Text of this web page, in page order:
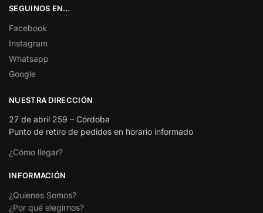
SEGUINOS EN…
Facebook
Instagram
Whatsapp
Google
NUESTRA DIRECCIÓN
27 de abril 259 – Córdoba
Punto de retiro de pedidos en horario informado
¿Cómo llegar?
INFORMACIÓN
¿Quienes Somos?
¿Por qué elegirnos?